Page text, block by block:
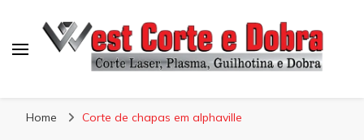
Home Corte de chapas em alphaville